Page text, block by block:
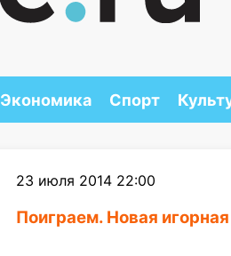
Экономика Спорт
23 июля 2014 22:00
Поиграем. Новая